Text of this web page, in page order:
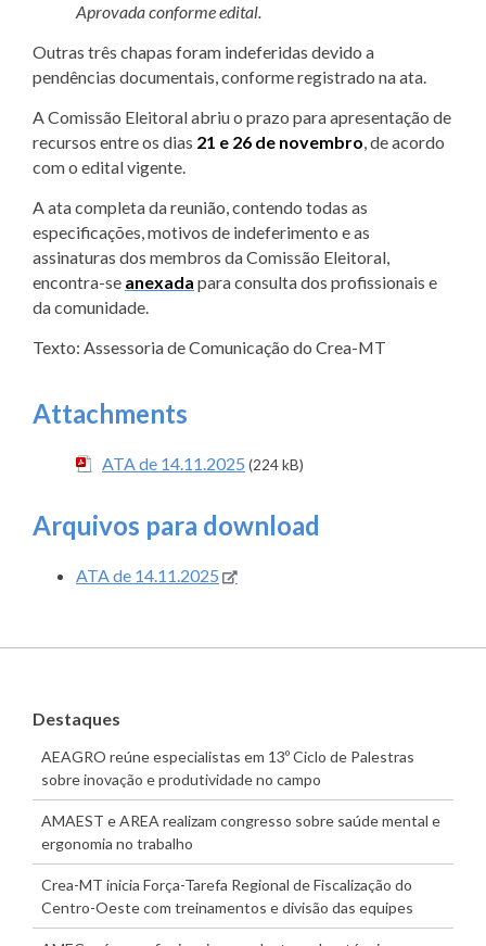
Aprovada conforme edital.
Outras três chapas foram indeferidas devido a
pendências documentais, conforme registrado na ata.
A Comissão Eleitoral abriu o prazo para apresentação de
recursos entre os dias 21 e 26 de novembro, de acordo
com o edital vigente.
A ata completa da reunião, contendo todas as
especificações, motivos de indeferimento e as
assinaturas dos membros da Comissão Eleitoral,
encontra-se anexada para consulta dos profissionais e
da comunidade.
Texto: Assessoria de Comunicação do Crea-MT
Attachments
ATA de 14.11.2025 (224 kB)
Arquivos para download
ATA de 14.11.2025
Destaques
AEAGRO reúne especialistas em 13º Ciclo de Palestras
sobre inovação e produtividade no campo
AMAEST e AREA realizam congresso sobre saúde mental e
ergonomia no trabalho
Crea-MT inicia Força-Tarefa Regional de Fiscalização do
Centro-Oeste com treinamentos e divisão das equipes